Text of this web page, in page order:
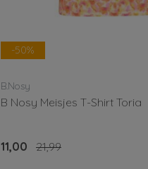
-50%
B.Nosy
B Nosy Meisjes T-Shirt Toria
11,00 21,99